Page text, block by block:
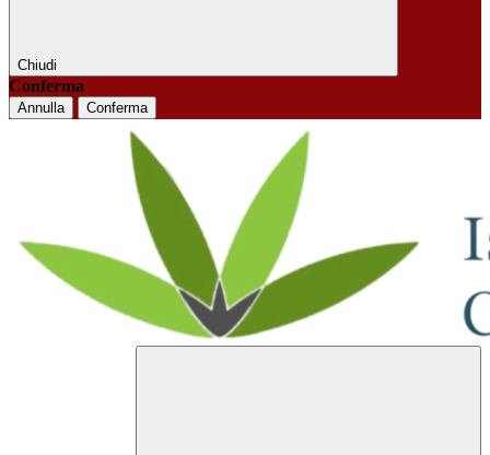
Chiudi
Conferma
Annulla Conferma